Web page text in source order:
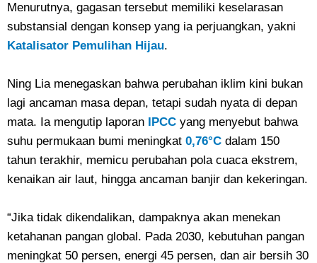
Menurutnya, gagasan tersebut memiliki keselarasan
substansial dengan konsep yang ia perjuangkan, yakni
Katalisator Pemulihan Hijau.
Ning Lia menegaskan bahwa perubahan iklim kini bukan
lagi ancaman masa depan, tetapi sudah nyata di depan
mata. Ia mengutip laporan IPCC yang menyebut bahwa
suhu permukaan bumi meningkat 0,76°C dalam 150
tahun terakhir, memicu perubahan pola cuaca ekstrem,
kenaikan air laut, hingga ancaman banjir dan kekeringan.
“Jika tidak dikendalikan, dampaknya akan menekan
ketahanan pangan global. Pada 2030, kebutuhan pangan
meningkat 50 persen, energi 45 persen, dan air bersih 30